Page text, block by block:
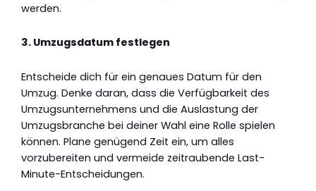
werden.
3. Umzugsdatum festlegen
Entscheide dich für ein genaues Datum für den
Umzug. Denke daran, dass die Verfügbarkeit des
Umzugsunternehmens und die Auslastung der
Umzugsbranche bei deiner Wahl eine Rolle spielen
können. Plane genügend Zeit ein, um alles
vorzubereiten und vermeide zeitraubende Last-
Minute-Entscheidungen.